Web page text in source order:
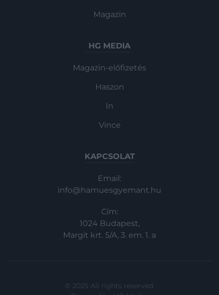
Magazin
HG MEDIA
Magazin-előfizetés
Haszon
In
Vince
KAPCSOLAT
Email:
info@hamuesgyemant.hu
Cím:
1024 Budapest,
Margit krt. 5/A, 3. em. 1. a
© 2025 All rights reserved.